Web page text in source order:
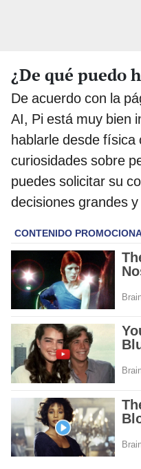
¿De qué puedo
De acuerdo con la
AI, Pi está muy bien
hablarle desde física
curiosidades sobre
puedes solicitar su
decisiones grandes